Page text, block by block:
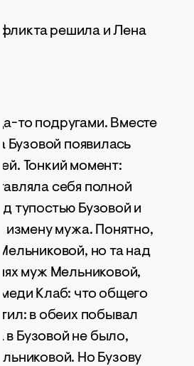
решила и Лена
то подругами. Вместе
Бузовой появилась
Тонкий момент:
себя полной
тупостью Бузовой и
измену мужа. Понятно,
но та над
муж Мельниковой,
Клаб: что общего
в обеих побывал
в Бузовой не было,
Но Бузову